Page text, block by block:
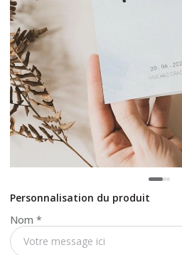
Personnalisation du produit
Nom *